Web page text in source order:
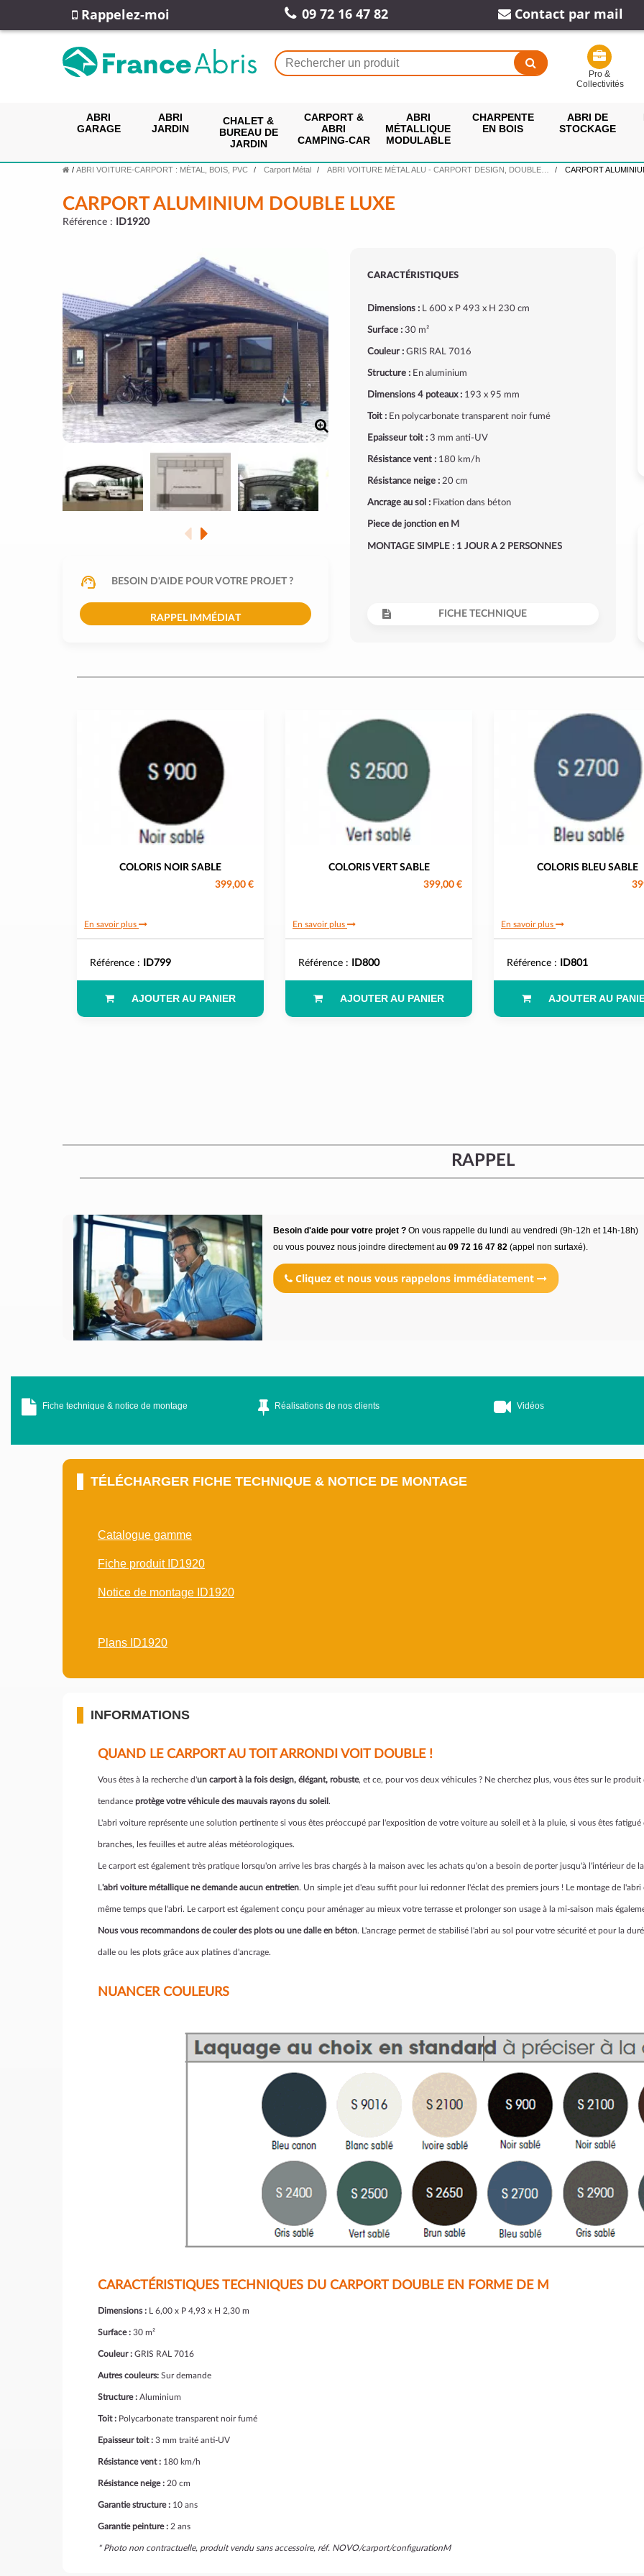
Rappelez-moi 09 72 16 47 82 Contact par mail
Pro &
Collectivités
ABRI
GARAGE
ABRI
JARDIN
CHALET &
BUREAU DE
JARDIN
CARPORT &
ABRI
CAMPING-CAR
ABRI
MÉTALLIQUE
MODULABLE
CHARPENTE
EN BOIS
ABRI DE
STOCKAGE
/ ABRI VOITURE-CARPORT : MÉTAL, BOIS, PVC Carport Métal ABRI VOITURE MÉTAL ALU - CARPORT DESIGN, DOUBLE… CARPORT
CARPORT ALUMINIUM DOUBLE LUXE
Référence : ID1920
BESOIN D'AIDE POUR VOTRE PROJET ?
RAPPEL IMMÉDIAT
CARACTÉRISTIQUES
Dimensions :L 600 x P 493 x H 230 cm
Surface :30 m²
Couleur :GRIS RAL 7016
Structure :En aluminium
Dimensions 4 poteaux :193 x 95 mm
Toit :En polycarbonate transparent noir fumé
Epaisseur toit :3 mm anti-UV
Résistance vent :180 km/h
Résistance neige :20 cm
Ancrage au sol :Fixation dans béton
Piece de jonction en M
MONTAGE SIMPLE : 1 JOUR A 2 PERSONNES
FICHE TECHNIQUE
COLORIS NOIR SABLE
399,00 €
En savoir plus
Référence : ID799
AJOUTER AU PANIER
COLORIS VERT SABLE
399,00 €
En savoir plus
Référence : ID800
AJOUTER AU PANIER
COLORIS BLEU SABLE
En savoir plus
Référence : ID801
AJOUTER AU
RAPPEL
Besoin d'aide pour votre projet ?On vous rappelle du lundi au vendredi (9h-12h et 14h-18h)
ou vous pouvez nous joindre directement au 09 72 16 47 82(appel non surtaxé).
Cliquez et nous vous rappelons immédiatement
Fiche technique & notice de montage Réalisations de nos clients Vidéos
TÉLÉCHARGER FICHE TECHNIQUE & NOTICE DE MONTAGE
Catalogue gamme
Fiche produit ID1920
Notice de montage ID1920
Plans ID1920
INFORMATIONS
QUAND LE CARPORT AU TOIT ARRONDI VOIT DOUBLE !
Vous êtes à la recherche d'un carport à la fois design, élégant, robuste, et ce, pour vos deux véhicules ? Ne cherchez plus, vous êtes sur le
tendance protège votre véhicule des mauvais rayons du soleil .
L'abri voiture représente une solution pertinente si vous êtes préoccupé par l'exposition de votre voiture au soleil et à la pluie, si vous êtes
branches, les feuilles et autre aléas météorologiques.
Le carport est également très pratique lorsqu'on arrive les bras chargés à la maison avec les achats qu'on a besoin de porter jusqu'à l'intérieur de
L 'abri voiture métallique ne demande aucun entretien. Un simple jet d'eau suffit pour lui redonner l'éclat des premiers jours ! Le montage de
même temps que l'abri. Le carport est également conçu pour aménager au mieux votre terrasse et prolonger son usage à la mi-saison mais
Nous vous recommandons de couler des plots ou une dalle en béton. L'ancrage permet de stabilisé l'abri au sol pour votre sécurité et pour la
dalle ou les plots grâce aux platines d'ancrage.
NUANCER COULEURS
CARACTÉRISTIQUES TECHNIQUES DU CARPORT DOUBLE EN FORME DE M
Dimensions : L 6,00 x P 4,93 x H 2,30 m
Surface : 30 m²
Couleur : GRIS RAL 7016
Autres couleurs: Sur demande
Structure : Aluminium
Toit : Polycarbonate transparent noir fumé
Epaisseur toit : 3 mm traité anti-UV
Résistance vent : 180 km/h
Résistance neige : 20 cm
Garantie structure : 10 ans
Garantie peinture : 2 ans
* Photo non contractuelle, produit vendu sans accessoire, réf. NOVO/carport/configurationM